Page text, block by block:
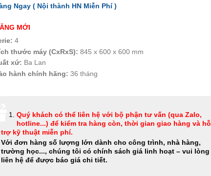
Ngay ( Nội thành HN Miễn Phí)
MỚI
4
thước máy (CxRxS): 845 x 600 x 600 mm
xứ: Ba Lan
hành chính hãng: 36 tháng
Quý khách có thể liên hệ với bộ phận tư vấn (qua Zalo,
hotline...) để kiểm tra hàng còn, thời gian giao hàng và hỗ
trợ kỹ thuật miễn phí.
Với đơn hàng số lượng lớn dành cho công trình, nhà hàng,
trường học..., chúng tôi có chính sách giá linh hoạt – vui lòng
liên hệ để được báo giá chi tiết.